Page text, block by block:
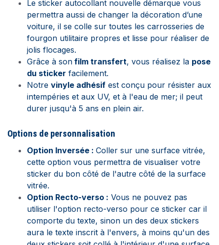
Le sticker autocollant nouvelle démarque vous
permettra aussi de changer la décoration d’une
voiture, il se colle sur toutes les carrosseries de
fourgon utilitaire propres et lisse pour réaliser de
jolis flocages.
Grâce à son film transfert, vous réalisez la pose
du sticker facilement.
Notre vinyle adhésif est conçu pour résister aux
intempéries et aux UV, et à l'eau de mer; il peut
durer jusqu'à 5 ans en plein air.
Options de personnalisation
Option Inversée : Coller sur une surface vitrée,
cette option vous permettra de visualiser votre
sticker du bon côté de l'autre côté de la surface
vitrée.
Option Recto-verso : Vous ne pouvez pas
utiliser l'option recto-verso pour ce sticker car il
comporte du texte, sinon un des deux stickers
aura le texte inscrit à l'envers, à moins qu'un des